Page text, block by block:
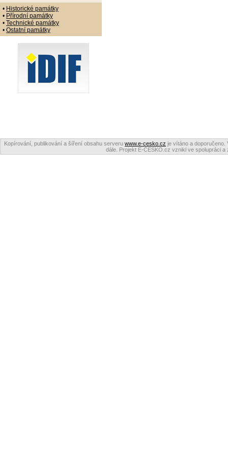
• Historické památky
• Přírodní památky
• Technické památky
• Ostatní památky
Kopírování, publikování a šíření obsahu serveru www.e-cesko.cz je vítáno a doporučeno.
dále. Projekt E-ČESKO.cz vznikl ve spolupráci